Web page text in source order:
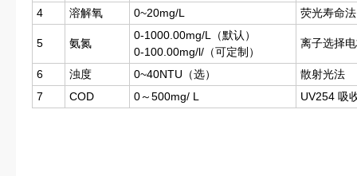
4
溶解氧 0~20mg/L 荧光寿命法
5 氨氮
0-1000.00mg/L（默认）
0-100.00mg/l/（可定制）
离子选择
6 浊度 0~40NTU（选）
散射光法
7
COD 0～500mg/ L UV254 吸